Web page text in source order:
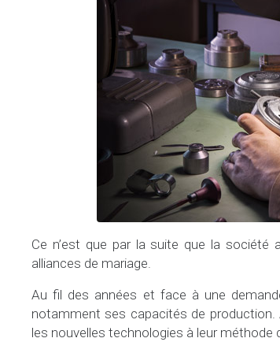
Ce n’est que par la suite que la
alliances de mariage.
Au fil des années et face à une
notamment ses capacités de production.
les nouvelles technologies à leur